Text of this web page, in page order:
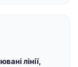
лінії,